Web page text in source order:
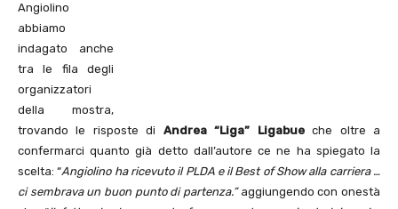
Angiolino
abbiamo
indagato anche
tra le fila degli
organizzatori
della mostra,
trovando le risposte di Andrea “Liga” Ligabueche oltre a
confermarci quanto già detto dall’autore ce ne ha spiegato la
scelta: “Angiolino ha ricevuto il PLDA e il Best of Show alla carriera …
ci sembrava un buon punto di partenza.”aggiungendo con onestà